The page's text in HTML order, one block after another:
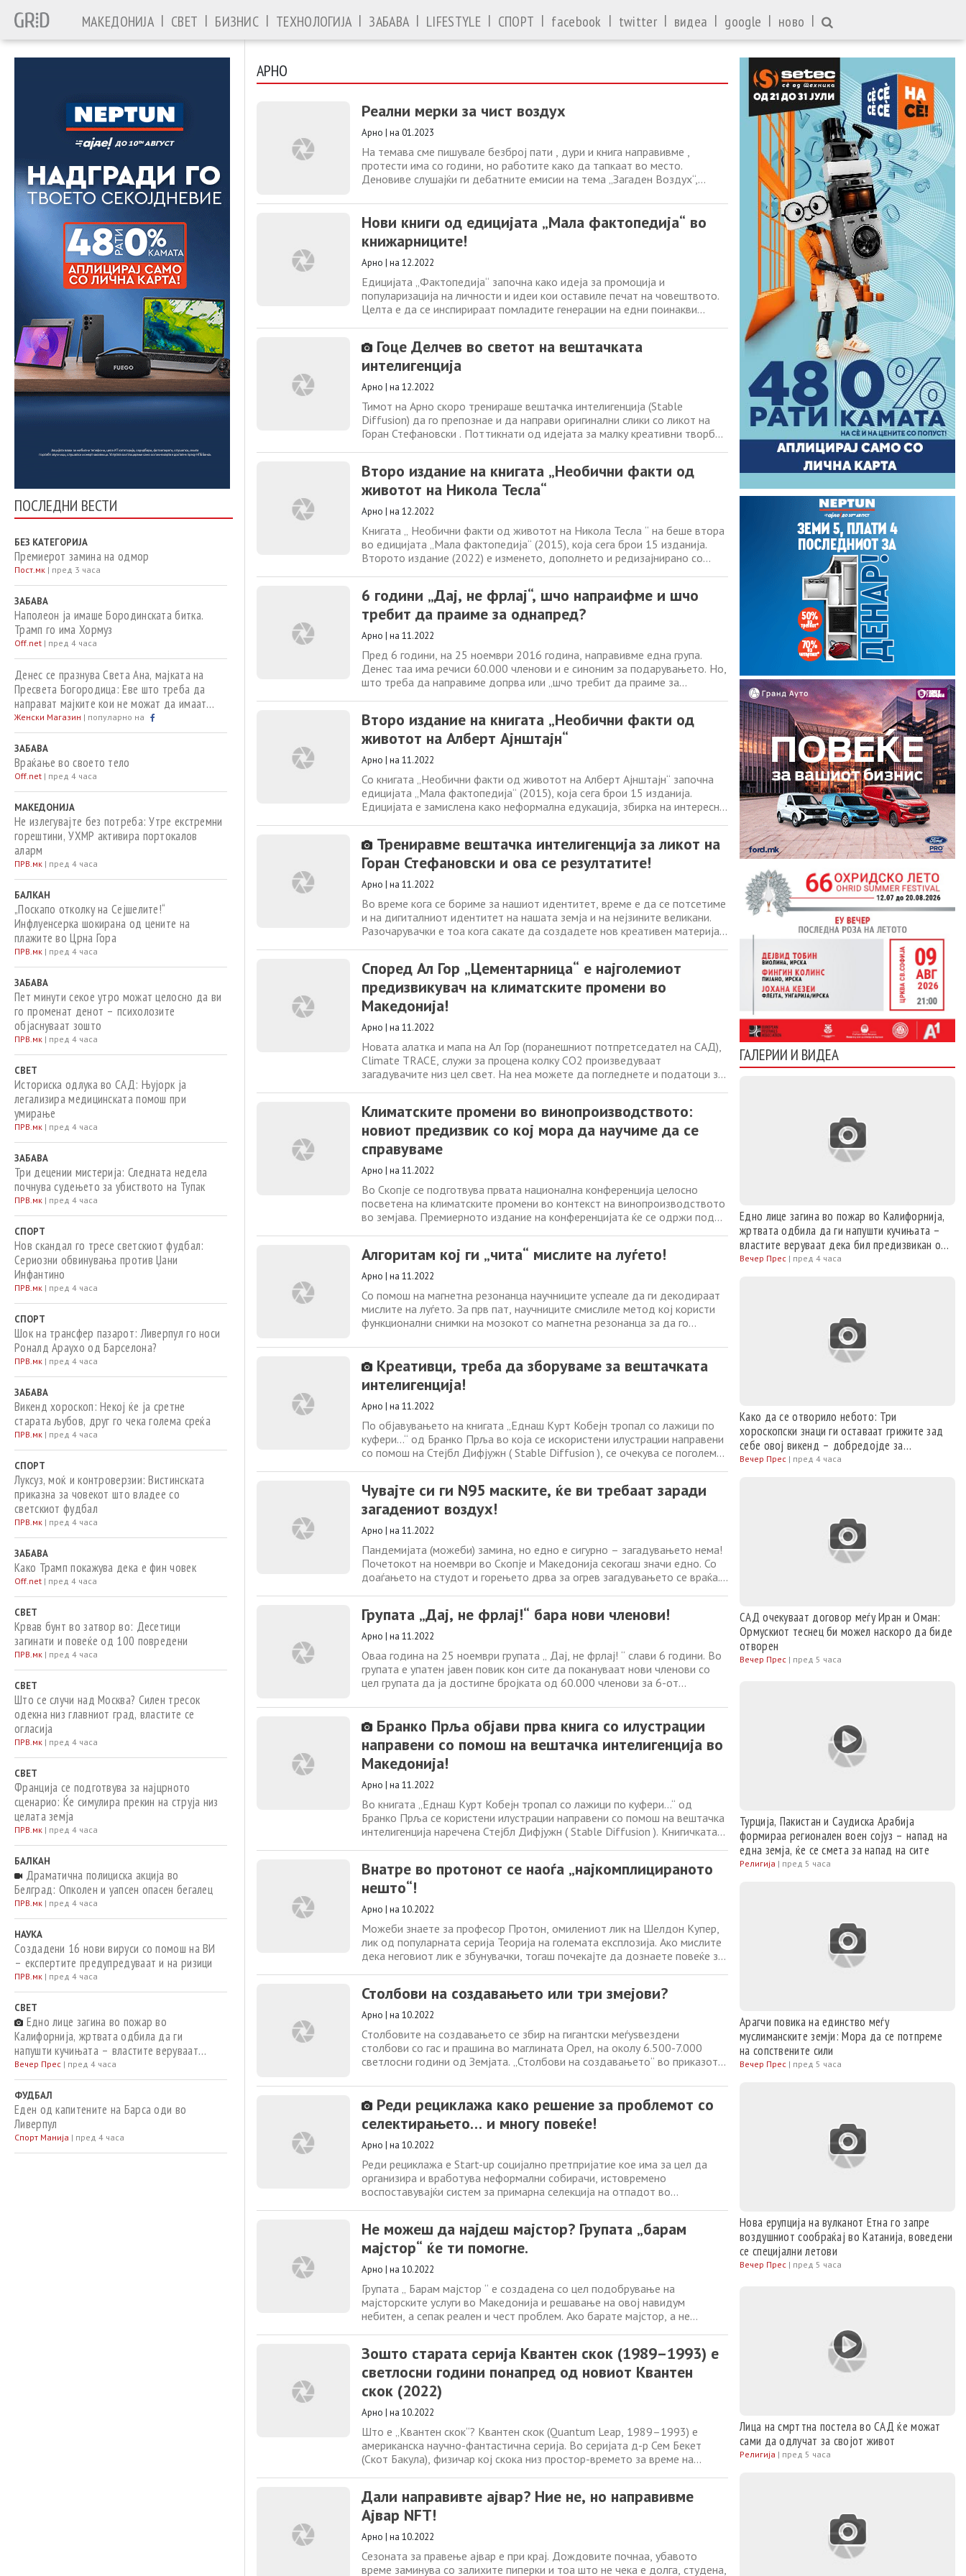
МАКЕДОНИЈА | СВЕТ | БИЗНИС | ТЕХНОЛОГИЈА | ЗАБАВА | LIFESTYLE | СПОРТ | facebook | twitter | видеа | google | ново |
ПОСЛЕДНИ ВЕСТИ
БЕЗ КАТЕГОРИЈА
Премиерот замина на одмор
Пост.мк | пред 3 часа
ЗАБАВА
Наполеон ја имаше Бородинската битка.
Трамп го има Хормуз
Off.net | пред 4 часа
Денес се празнува Света Ана, мајката на
Пресвета Богородица: Еве што треба да
направат мајките кои не можат да имаат
деца
Женски Магазин | популарно на
ЗАБАВА
Враќање во своето тело
Off.net | пред 4 часа
МАКЕДОНИЈА
Не излегувајте без потреба: Утре екстремни
горештини, УХМР активира портокалов
аларм
ПРВ.мк | пред 4 часа
БАЛКАН
„Поскапо отколку на Сејшелите!“
Инфлуенсерка шокирана од цените на
плажите во Црна Гора
ПРВ.мк | пред 4 часа
ЗАБАВА
Пет минути секое утро можат целосно да ви
го променат денот – психолозите
објаснуваат зошто
ПРВ.мк | пред 4 часа
СВЕТ
Историска одлука во САД: Њујорк ја
легализира медицинската помош при
умирање
ПРВ.мк | пред 4 часа
ЗАБАВА
Три децении мистерија: Следната недела
почнува судењето за убиството на Тупак
ПРВ.мк | пред 4 часа
СПОРТ
Нов скандал го тресе светскиот фудбал:
Сериозни обвинувања против Џани
Инфантино
ПРВ.мк | пред 4 часа
СПОРТ
Шок на трансфер пазарот: Ливерпул го носи
Роналд Араухо од Барселона?
ПРВ.мк | пред 4 часа
ЗАБАВА
Викенд хороскоп: Некој ќе ја сретне
старата љубов, друг го чека голема среќа
ПРВ.мк | пред 4 часа
СПОРТ
Луксуз, моќ и контроверзии: Вистинската
приказна за човекот што владее со
светскиот фудбал
ПРВ.мк | пред 4 часа
ЗАБАВА
Како Трамп покажува дека е фин човек
Off.net | пред 4 часа
СВЕТ
Крвав бунт во затвор во: Десетици
загинати и повеќе од 100 повредени
ПРВ.мк | пред 4 часа
СВЕТ
Што се случи над Москва? Силен тресок
одекна низ главниот град, властите се
огласија
ПРВ.мк | пред 4 часа
СВЕТ
Франција се подготвува за најцрното
сценарио: Ќе симулира прекин на струја низ
целата земја
ПРВ.мк | пред 4 часа
БАЛКАН
Драматична полициска акција во
Белград: Опколен и уапсен опасен бегалец
ПРВ.мк | пред 4 часа
НАУКА
Создадени 16 нови вируси со помош на ВИ
– експертите предупредуваат и на ризици
ПРВ.мк | пред 4 часа
СВЕТ
Едно лице загина во пожар во
Калифорнија, жртвата одбила да ги
напушти кучињата – властите веруваат
дека бил предизвикан од моторна пила
Вечер Прес | пред 4 часа
ФУДБАЛ
Еден од капитените на Барса оди во
Ливерпул
Спорт Манија | пред 4 часа
АРНО
Реални мерки за чист воздух
Арно | на 01.2023
На темава сме пишувале безброј пати , дури и книга направивме ,
протести има со години, но работите како да тапкаат во место.
Деновиве слушајќи ги дебатните емисии на тема „Загаден Воздух“,
еколошките здруженија немаат конкретен план што може да се
реализира во Македонија. Затоа ние ќе ги поедноставиме
Нови книги од едицијата „Мала фактопедија“ во
книжарниците!
Арно | на 12.2022
Едицијата „Фактопедија“ започна како идеја за промоција и
популаризација на личности и идеи кои оставиле печат на човештвото.
Целта е да се инспирираат помладите генерации на едни поинакви
други ликови кои не прават ништо
Гоце Делчев во светот на вештачката
интелигенција
Арно | на 12.2022
Тимот на Арно скоро тренираше вештачка интелигенција (Stable
Diffusion) да го препознае и да направи оригинални слики со ликот на
Горан Стефановски . Поттикнати од идејата за малку креативни творби
направија од тимот на
Второ издание на книгата „Необични факти од
животот на Никола Тесла“
Арно | на 12.2022
Книгата „ Необични факти од животот на Никола Тесла “ на беше втора
во едицијата „Мала фактопедија“ (2015), која сега брои 15 изданија.
Второто издание (2022) е изменето, дополнето и редизајнирано со
интелигенција Stable Diffusion и Midjourney. mockups-design.com
Едицијата е замислена како
6 години „Дај, не фрлај“, шчо напраифме и шчо
требит да праиме за однапред?
Арно | на 11.2022
Пред 6 години, на 25 ноември 2016 година, направивме една група.
Денес таа има речиси 60.000 членови и е синоним за подарувањето. Но,
што треба да направиме допрва или „шчо требит да праиме за
кој помагаат нештата кои веќе
Второ издание на книгата „Необични факти од
животот на Алберт Ајнштајн“
Арно | на 11.2022
Со книгата „Необични факти од животот на Алберт Ајнштајн“ започна
едицијата „Мала фактопедија“ (2015), која сега брои 15 изданија.
Едицијата е замислена како неформална едукација, збирка на интересни
значајни за правилен
Трениравме вештачка интелигенција за ликот на
Горан Стефановски и ова се резултатите!
Арно | на 11.2022
Во време кога се бориме за нашиот идентитет, време е да се потсетиме
и на дигиталниот идентитет на нашата земја и на нејзините великани.
Разочарувачки е тоа кога сакате да создадете нов креативен материјал
деец и не можете да најдете ништо повеќе од официјалните
фотографии! Со
Според Ал Гор „Цементарница“ е најголемиот
предизвикувач на климатските промени во
Македонија!
Арно | на 11.2022
Новата алатка и мапа на Ал Гор (поранешниот потпретседател на САД),
Climate TRACE, служи за процена колку CO2 произведуваат
загадувачите низ цел свет. На неа можете да погледнете и податоци за
годишно! Тоа е повеќе од рафинеријата
Климатските промени во винопроизводството:
новиот предизвик со кој мора да научиме да се
справуваме
Арно | на 11.2022
Во Скопје се подготвува првата национална конференција целосно
посветена на климатските промени во контекст на винопроизводството
во земјава. Премиерното издание на конференцијата ќе се одржи под
на 16 ноември во Скопје, организиран од Здружението на вински
консултанти и едукатори „Калем-ење“
Алгоритам кој ги „чита“ мислите на луѓето!
Арно | на 11.2022
Со помош на магнетна резонанца научниците успеале да ги декодираат
мислите на луѓето. За прв пат, научниците смислиле метод кој користи
функционални снимки на мозокот со магнетна резонанца за да го
септември на bioRxiv , тим од Универзитетот во Тексас во Остин, објави
детали за „декодер“
Креативци, треба да зборуваме за вештачката
интелигенција!
Арно | на 11.2022
По објавувањето на книгата „Еднаш Курт Кобејн тропал со лажици по
куфери…“ од Бранко Прља во која се искористени илустрации направени
со помош на Стејбл Дифјужн ( Stable Diffusion ), се очекува се поголема
(овозможено од Арно.мк)
Чувајте си ги N95 маските, ќе ви требаат заради
загадениот воздух!
Арно | на 11.2022
Пандемијата (можеби) замина, но едно е сигурно – загадувањето нема!
Почетокот на ноември во Скопје и Македонија секогаш значи едно. Со
доаѓањето на студот и горењето дрва за огрев загадувањето се враќа.
разлика од пандемијата, маските наместо внатре треба да се носат
надвор. Друго решение,
Групата „Дај, не фрлај!“ бара нови членови!
Арно | на 11.2022
Оваа година на 25 ноември групата „ Дај, не фрлај! “ слави 6 години. Во
групата е упатен јавен повик кон сите да покануваат нови членови со
цел групата да ја достигне бројката од 60.000 членови за 6-от
година со идеја спротивставување на консумеризмот и беспотребното
купување. Членовите
Бранко Прља објави прва книга со илустрации
направени со помош на вештачка интелигенција во
Македонија!
Арно | на 11.2022
Во книгата „Еднаш Курт Кобејн тропал со лажици по куфери…“ од
Бранко Прља се користени илустрации направени со помош на вештачка
интелигенција наречена Стејбл Дифјужн ( Stable Diffusion ). Книгичката
интелигенција во историјата
Внатре во протонот се наоѓа „најкомплицираното
нешто“!
Арно | на 10.2022
Можеби знаете за професор Протон, омилениот лик на Шелдон Купер,
лик од популарната серија Теорија на големата експлозија. Ако мислите
дека неговиот лик е збунувачки, тогаш почекајте да дознаете повеќе за
атомско јадро и електрони
Столбови на создавањето или три змејови?
Арно | на 10.2022
Столбовите на создавањето се збир на гигантски меѓуѕвездени
столбови со гас и прашина во маглината Орел, на околу 6.500-7.000
светлосни години од Земјата. „Столбови на создавањето“ во приказот
STScI; Joseph DePasquale (STScI), Anton M. Koekemoer (STScI), Alyssa
Pagan (STScI). Тие
Реди рециклажа како решение за проблемот со
селектирањето… и многу повеќе!
Арно | на 10.2022
Реди рециклажа е Start-up социјално претпријатие кое има за цел да
организира и вработува неформални собирачи, истовремено
воспоставувајќи систем за примарна селекција на отпадот во
решени во нашата држава: правилно селектирање
Не можеш да најдеш мајстор? Групата „барам
мајстор“ ќе ти помогне.
Арно | на 10.2022
Групата „ Барам мајстор “ е создадена со цел подобрување на
мајсторските услуги во Македонија и решавање на овој навидум
небитен, а сепак реален и чест проблем. Ако барате мајстор, а не
апарати како фрижидер,
Зошто старата серија Квантен скок (1989–1993) е
светлосни години понапред од новиот Квантен
скок (2022)
Арно | на 10.2022
Што е „Квантен скок“? Квантен скок (Quantum Leap, 1989–1993) е
американска научно-фантастична серија. Во серијата д-р Сем Бекет
(Скот Бакула), физичар кој скока низ простор-времето за време на
Неговиот сопатник е Ал Калавичи
Дали направивте ајвар? Ние не, но направивме
Aјвар NFT!
Арно | на 10.2022
Сезоната за правење ајвар е при крај. Дождовите почнаа, убавото
време заминува со залихите пиперки и тоа што не чека е долга, студена,
ГАЛЕРИИ И ВИДЕА
Едно лице загина во пожар во Калифорнија,
жртвата одбила да ги напушти кучињата –
властите веруваат дека бил предизвикан од
моторна пила
Вечер Прес | пред 4 часа
Како да се отворило небото: Три
хороскопски знаци ги оставаат грижите зад
себе овој викенд – добредојде за
посреќните денови
Вечер Прес | пред 4 часа
САД очекуваат договор меѓу Иран и Оман:
Ормускиот теснец би можел наскоро да биде
отворен
Вечер Прес | пред 5 часа
Турција, Пакистан и Саудиска Арабија
формираа регионален воен сојуз – напад на
една земја, ќе се смета за напад на сите
Религија | пред 5 часа
Арагчи повика на единство меѓу
муслиманските земји: Мора да се потпреме
на сопствените сили
Вечер Прес | пред 5 часа
Нова ерупција на вулканот Етна го запре
воздушниот сообраќај во Катанија, воведени
се специјални летови
Вечер Прес | пред 5 часа
Лица на смрттна постела во САД ќе можат
сами да одлучат за својот живот
Религија | пред 5 часа